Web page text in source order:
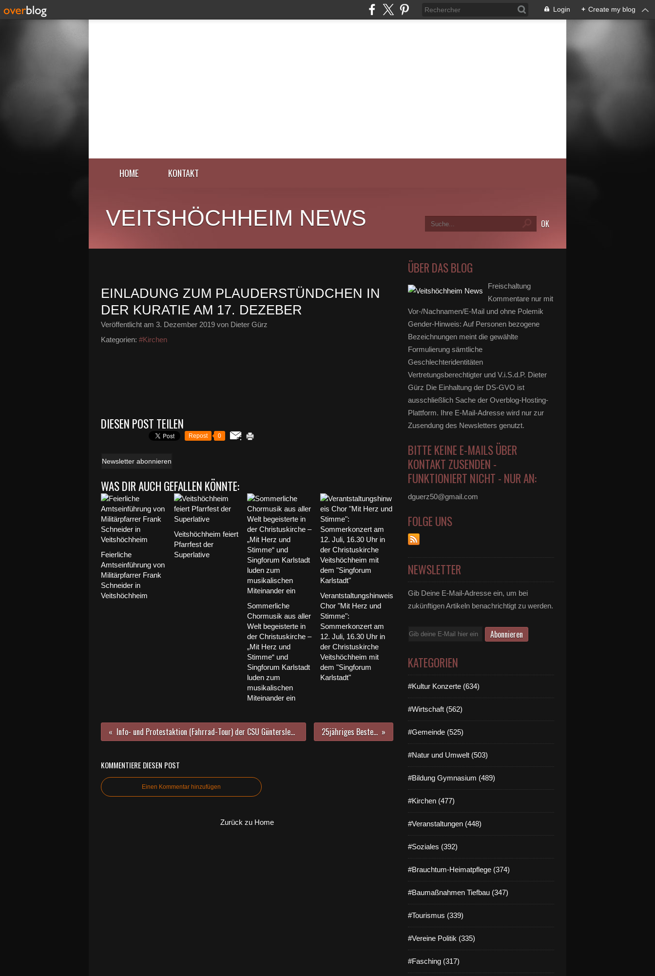
Login + Create my blog
HOME KONTAKT
VEITSHÖCHHEIM NEWS
EINLADUNG ZUM PLAUDERSTÜNDCHEN IN
DER KURATIE AM 17. DEZEBER
Veröffentlicht am 3. Dezember 2019 von Dieter Gürz
Kategorien: #Kirchen
DIESEN POST TEILEN
Repost 0
Newsletter abonnieren
WAS DIR AUCH GEFALLEN KÖNNTE:
Feierliche
Amtseinführung von
Militärpfarrer Frank
Schneider in
Veitshöchheim
Veitshöchheim feiert
Pfarrfest der
Superlative
Sommerliche
Chormusik aus aller
Welt begeisterte in
der Christuskirche –
„Mit Herz und
Stimme“ und
Singforum Karlstadt
luden zum
musikalischen
Miteinander ein
Verantstaltungshinweis
Chor "Mit Herz und
Stimme":
Sommerkonzert am
12. Juli, 16.30 Uhr in
der Christuskirche
Veitshöchheim mit
dem "Singforum
Karlstadt"
Info- und Protestaktion (Fahrrad-Tour) der CSU Güntersleben gegen die geplante Vollsperrung der Kreisstr. Wü 3 zwischen Gadheim und Veitshöchheim im nächsten Jahr 25jähriges Bestehen der Elterninitiative Veitshöchheim
KOMMENTIERE DIESEN POST
Einen Kommentar hinzufügen
Zurück zu Home
ÜBER DAS BLOG
Freischaltung
Kommentare nur mit
Vor-/Nachnamen/E-Mail und ohne Polemik
Gender-Hinweis: Auf Personen bezogene
Bezeichnungen meint die gewählte
Formulierung sämtliche
Geschlechteridentitäten
Vertretungsberechtigter und V.i.S.d.P. Dieter
Gürz Die Einhaltung der DS-GVO ist
ausschließlich Sache der Overblog-Hosting-
Plattform. Ihre E-Mail-Adresse wird nur zur
Zusendung des Newsletters genutzt.
BITTE KEINE E-MAILS ÜBER
KONTAKT ZUSENDEN -
FUNKTIONIERT NICHT - NUR AN:
dguerz50@gmail.com
FOLGE UNS
NEWSLETTER
Gib Deine E-Mail-Adresse ein, um bei
zukünftigen Artikeln benachrichtigt zu werden.
E-
KATEGORIEN
#Kultur Konzerte (634)
#Wirtschaft (562)
#Gemeinde (525)
#Natur und Umwelt (503)
#Bildung Gymnasium (489)
#Kirchen (477)
#Veranstaltungen (448)
#Soziales (392)
#Brauchtum-Heimatpflege (374)
#Baumaßnahmen Tiefbau (347)
#Tourismus (339)
#Vereine Politik (335)
#Fasching (317)